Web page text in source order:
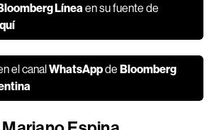
Línea en su fuente de
el canalWhatsAppdeBloomberg